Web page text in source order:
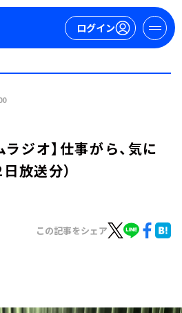
ログイン
ジオ】仕事がら、気に
放送分）
この記事をシェア